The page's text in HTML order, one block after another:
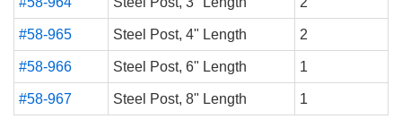
#58-965 Steel Post, 4" Length 2
#58-966 Steel Post, 6" Length 1
#58-967 Steel Post, 8" Length 1